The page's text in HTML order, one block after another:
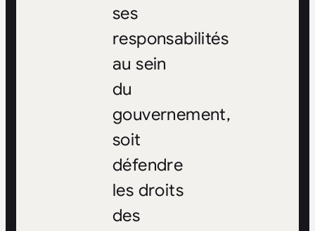
ses
responsabilités
au sein
du
gouvernement,
soit
défendre
les droits
des